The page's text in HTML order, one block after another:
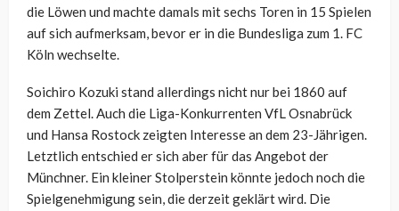
die Löwen und machte damals mit sechs Toren in 15 Spielen
auf sich aufmerksam, bevor er in die Bundesliga zum 1. FC
Köln wechselte.
Soichiro Kozuki stand allerdings nicht nur bei 1860 auf
dem Zettel. Auch die Liga-Konkurrenten VfL Osnabrück
und Hansa Rostock zeigten Interesse an dem 23-Jährigen.
Letztlich entschied er sich aber für das Angebot der
Münchner. Ein kleiner Stolperstein könnte jedoch noch die
Spielgenehmigung sein, die derzeit geklärt wird. Die